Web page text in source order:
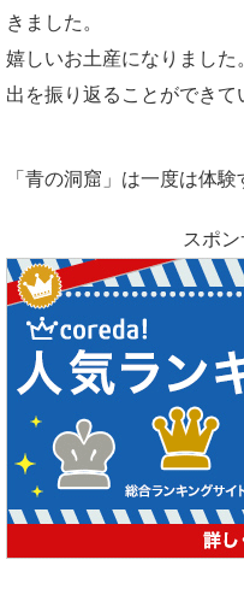
きました。
嬉しいお土産になりまし
出を振り返ることができて
「青の洞窟」は一度は体
スポ